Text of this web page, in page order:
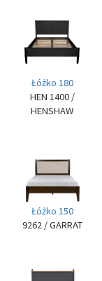
Łóżko 180
HEN 1400 /
HENSHAW
Łóżko 150
9262 / GARRAT